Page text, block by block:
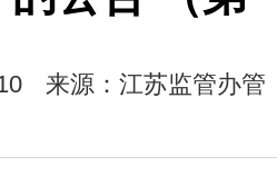
来源：江苏监管办管